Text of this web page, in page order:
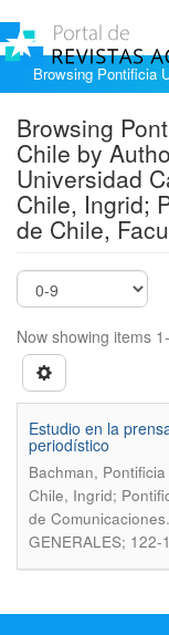
Browsing Pontificia
Browsing
Chile by
Universidad
Chile, Ingrid;
de Chile,
Now showing items
Estudio en la
periodístico
Bachman,
Chile, Ingrid;
de Comunicaciones.
GENERALES; 122-